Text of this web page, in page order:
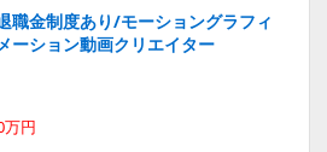
職金制度あり/モーショングラフィ
ーション動画クリエイター
万円